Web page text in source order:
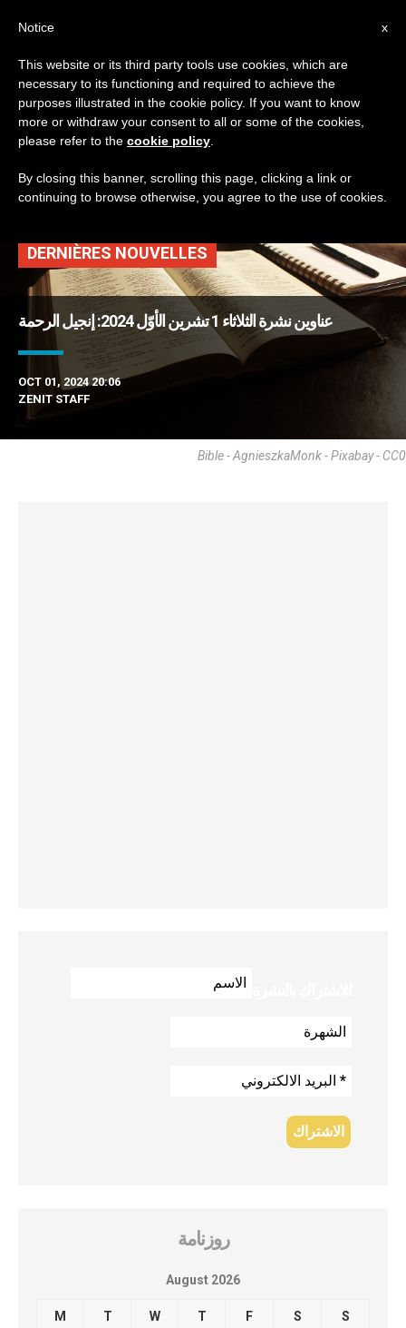
TAG
Posts Tagged ‘سيّدة
السلام الكوريّة’
DERNIÈRES NOUVELLES
عناوين نشرة الثلاثاء 1 تشرين الأوّل 2024: إنجيل الرحمة
OCT 01, 2024 20:06
ZENIT STAFF
Bible - AgnieszkaMonk - Pixabay - CC0
روزنامة
August 2026
M T W T F S S
x
Notice
This website or its third party tools use cookies, which are
necessary to its functioning and required to achieve the
purposes illustrated in the cookie policy. If you want to know
more or withdraw your consent to all or some of the cookies,
please refer to the cookie policy
By closing this banner, scrolling this page, clicking a link or
continuing to browse otherwise, you agree to the use of cookies.